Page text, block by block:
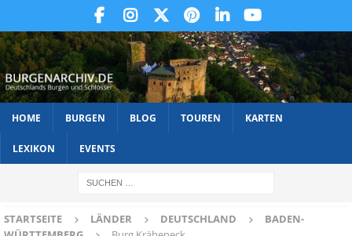
HOME BURGEN BLOG TOUREN KARTEN
LEXIKON EVENTS
STARTSEITE LÄNDER DEUTSCHLAND
BADEN-